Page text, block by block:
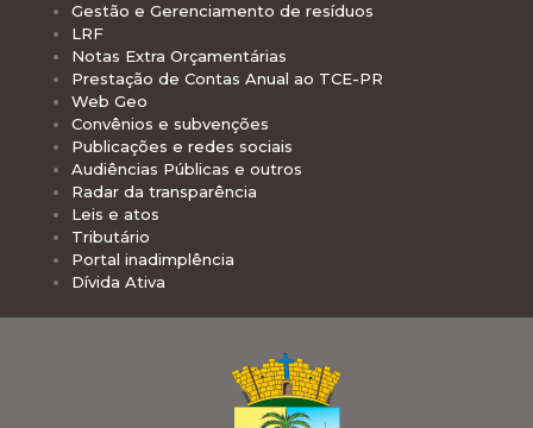
Gestão e Gerenciamento de resíduos
LRF
Notas Extra Orçamentárias
Prestação de Contas Anual ao TCE-PR
Web Geo
Convênios e subvenções
Publicações e redes sociais
Audiências Públicas e outros
Radar da transparência
Leis e atos
Tributário
Portal inadimplência
Dívida Ativa